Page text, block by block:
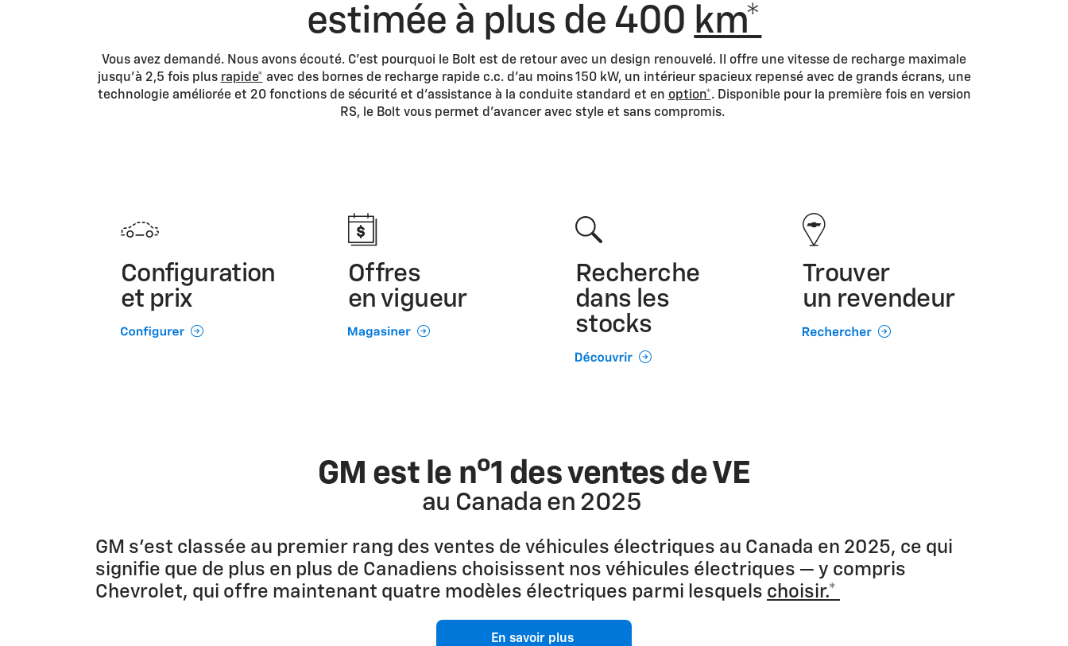
estimée à plus de 400 km*
Vous avez demandé. Nous avons écouté. C’est pourquoi le Bolt est de retour avec un design renouvelé. Il offre une vitesse de recharge maximale
jusqu’à 2,5 fois plus rapide* avec des bornes de recharge rapide c.c. d'au moins 150 kW, un intérieur spacieux repensé avec de grands écrans, une
technologie améliorée et 20 fonctions de sécurité et d’assistance à la conduite standard et en option*. Disponible pour la première fois en version
RS, le Bolt vous permet d’avancer avec style et sans compromis.
Configuration
et prix
Offres
en vigueur
Recherche
dans les
stocks
Trouver
un revendeur
GM est le no1 des ventes de VE
au Canada en 2025
GM s’est classée au premier rang des ventes de véhicules électriques au Canada en 2025, ce qui
signifie que de plus en plus de Canadiens choisissent nos véhicules électriques — y compris
Chevrolet, qui offre maintenant quatre modèles électriques parmi lesquels choisir.*
En savoir plus